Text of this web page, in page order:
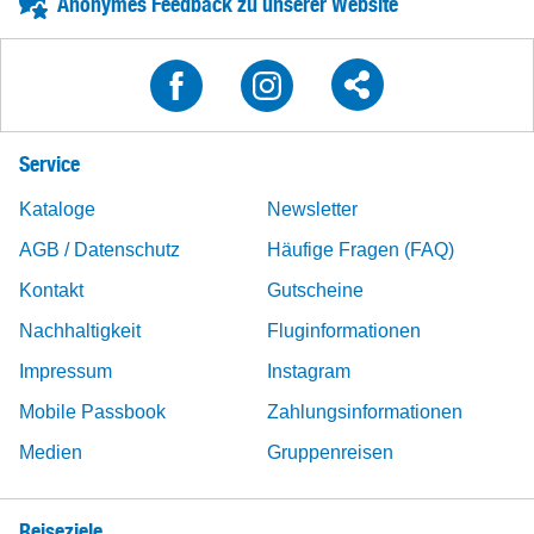
Service
Kataloge
Newsletter
AGB / Datenschutz
Häufige Fragen (FAQ)
Kontakt
Gutscheine
Nachhaltigkeit
Fluginformationen
Impressum
Instagram
Mobile Passbook
Zahlungsinformationen
Medien
Gruppenreisen